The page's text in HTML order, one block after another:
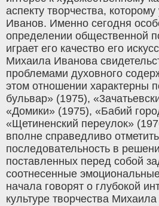
аспекту творчества,
Иванов. Именно сегодня
определении общественной
играет его качество его
Михаила Иванова
проблемами духовного
этом отношении характерны
бульвар» (1975),
«Домики» (1975), «Бабий
«Щетиненский переулок»
вполне справедливо
последовательность в
поставленных перед собой
соотнесенные
начала говорят о глубокой
культуре творчества